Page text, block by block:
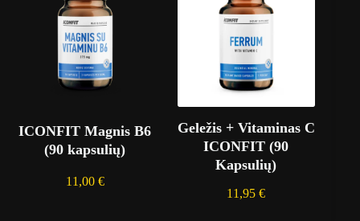
ICONFIT Magnis B6
(90 kapsulių)
11,00 €
Geležis + Vitaminas C
ICONFIT (90
Kapsulių)
11,95€